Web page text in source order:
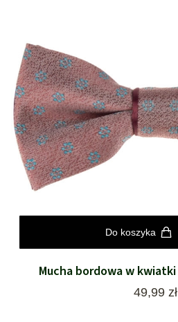
Do koszyka
Mucha bordowa w kwiatki
Cena
49,99 zł